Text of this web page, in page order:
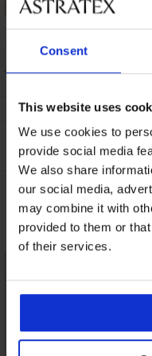
Consent
This website uses
We use cookies to
provide social media
We also share
our social media,
may combine it with
provided to them or
of their services.
SZÁLLÍTÁS ÉS FIZETÉS
ÁRUCSERE
KEZELÉS ÉS MOSÁS
A MÁRKÁRÓL